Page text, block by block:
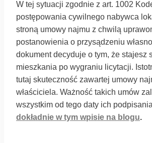
W tej sytuacji zgodnie z art. 1002
postępowania cywilnego nabywca
stroną umowy najmu z chwilą
postanowienia o przysądzeniu
dokument decyduje o tym, że stajesz
mieszkania po wygraniu licytacji.
tutaj skuteczność zawartej umowy
właściciela. Ważność takich umów
wszystkim od tego daty ich
dokładnie w tym wpisie na blogu.